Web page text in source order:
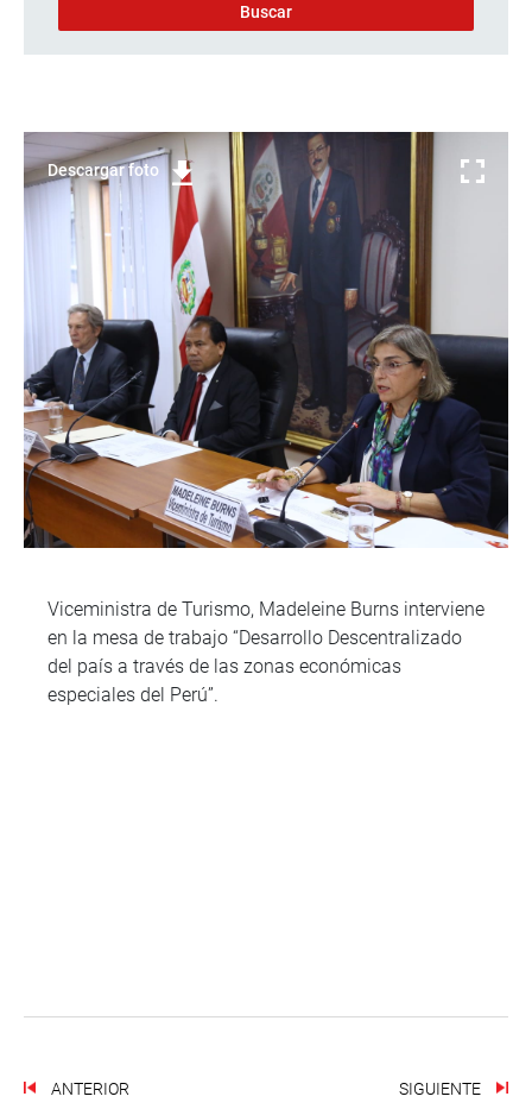
Descargar foto
Viceministra de Turismo, Madeleine Burns interviene
en la mesa de trabajo “Desarrollo Descentralizado
del país a través de las zonas económicas
especiales del Perú”.
ANTERIOR SIGUIENTE